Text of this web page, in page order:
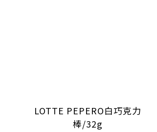
LOTTE PEPERO白巧克力
棒/32g